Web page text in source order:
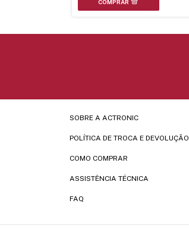
SOBRE A ACTRONIC
POLÍTICA DE TROCA E DEVOLUÇÃO
COMO COMPRAR
ASSISTÊNCIA TÉCNICA
FAQ